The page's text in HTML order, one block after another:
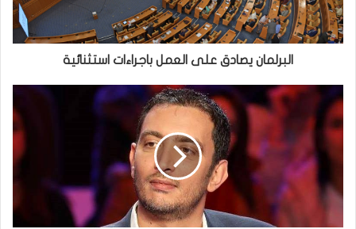
البرلمان يصادق على العمل باجراءات استثنائية